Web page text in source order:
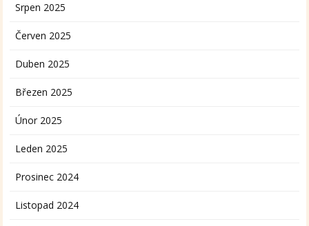
Srpen 2025
Červen 2025
Duben 2025
Březen 2025
Únor 2025
Leden 2025
Prosinec 2024
Listopad 2024